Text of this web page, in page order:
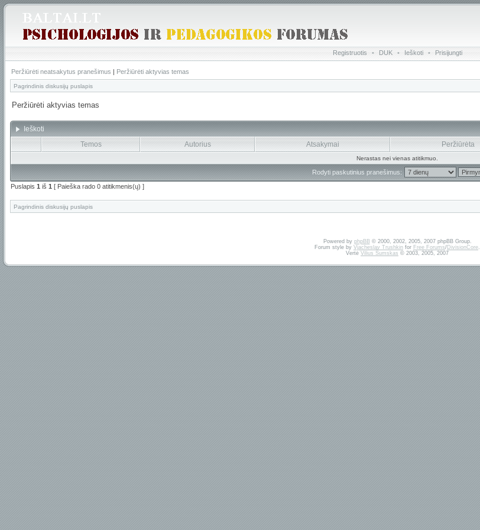
Registruotis • DUK • Ieškoti • Prisijungti
Peržiūrėti neatsakytus pranešimus | Peržiūrėti aktyvias temas
Pagrindinis diskusijų puslapis
Peržiūrėti aktyvias temas
Ieškoti
Temos
Autorius Atsakymai Peržiūrėta
Nerastas nei vienas atitikmuo.
Rodyti paskutinius pranešimus:
Puslapis 1 iš 1 [ Paieška rado 0 atitikmenis(ų) ]
Pagrindinis diskusijų puslapis
Powered by phpBB© 2000, 2002, 2005, 2007 phpBB Group.
Forum style by Vjacheslav Trushkin for Free Forums/ DivisionCore.
Vertė Vilius Šumskas © 2003, 2005, 2007